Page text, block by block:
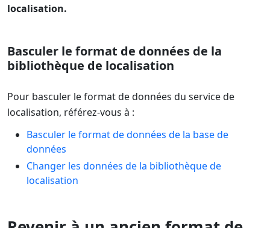
localisation.
Basculer le format de données de la
bibliothèque de localisation
Pour basculer le format de données du service de
localisation, référez-vous à :
Basculer le format de données de la base de
données
Changer les données de la bibliothèque de
localisation